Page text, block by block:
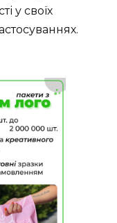
у своїх